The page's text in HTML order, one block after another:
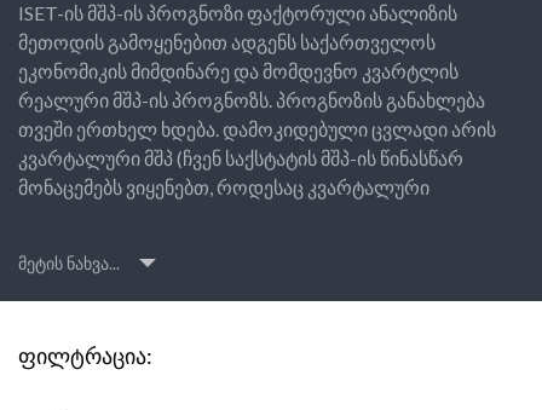
ISET-ის მშპ-ის პროგნოზი ფაქტორული ანალიზის
მეთოდის გამოყენებით ადგენს საქართველოს
ეკონომიკის მიმდინარე და მომდევნო კვარტლის
რეალური მშპ-ის პროგნოზს. პროგნოზის განახლება
თვეში ერთხელ ხდება. დამოკიდებული ცვლადი არის
კვარტალური მშპ (ჩვენ საქსტატის მშპ-ის წინასწარ
მონაცემებს ვიყენებთ, როდესაც კვარტალური
მეტის ნახვა...
ფილტრაცია: